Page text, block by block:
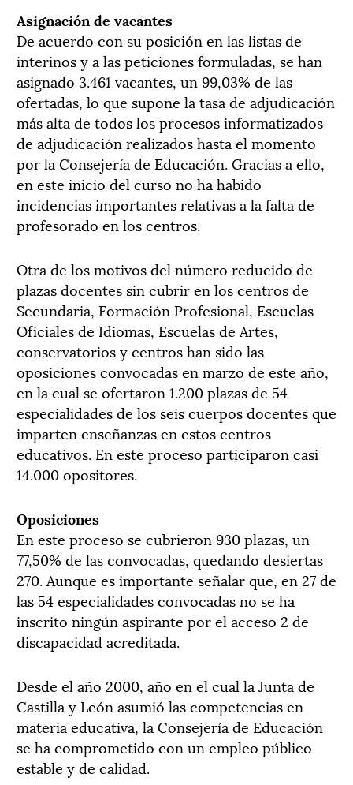
Asignación de vacantes
De acuerdo con su posición en las listas de
interinos y a las peticiones formuladas, se han
asignado 3.461 vacantes, un 99,03% de las
ofertadas, lo que supone la tasa de adjudicación
más alta de todos los procesos informatizados
de adjudicación realizados hasta el momento
por la Consejería de Educación. Gracias a ello,
en este inicio del curso no ha habido
incidencias importantes relativas a la falta de
profesorado en los centros.
Otra de los motivos del número reducido de
plazas docentes sin cubrir en los centros de
Secundaria, Formación Profesional, Escuelas
Oficiales de Idiomas, Escuelas de Artes,
conservatorios y centros han sido las
oposiciones convocadas en marzo de este año,
en la cual se ofertaron 1.200 plazas de 54
especialidades de los seis cuerpos docentes que
imparten enseñanzas en estos centros
educativos. En este proceso participaron casi
14.000 opositores.
Oposiciones
En este proceso se cubrieron 930 plazas, un
77,50% de las convocadas, quedando desiertas
270. Aunque es importante señalar que, en 27 de
las 54 especialidades convocadas no se ha
inscrito ningún aspirante por el acceso 2 de
discapacidad acreditada.
Desde el año 2000, año en el cual la Junta de
Castilla y León asumió las competencias en
materia educativa, la Consejería de Educación
se ha comprometido con un empleo público
estable y de calidad.